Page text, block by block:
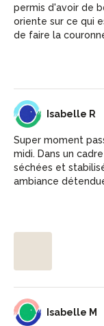
permis d'avoir de
oriente sur ce qui
de faire la
IR Isabelle R
Super moment
midi. Dans un
séchées et
ambiance
aux moments
d'association des
après-midi, avec
emballée,
IM Isabelle M